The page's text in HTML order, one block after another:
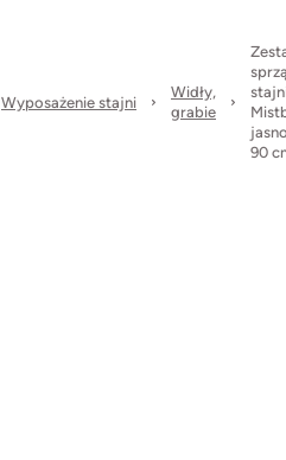
Wyposażenie stajni
Widły,
grabie
90